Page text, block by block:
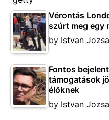
Vérontás
szúrt meg egy
by Istvan Jozsa
Fontos
támogatások
élőknek
by Istvan Jozsa